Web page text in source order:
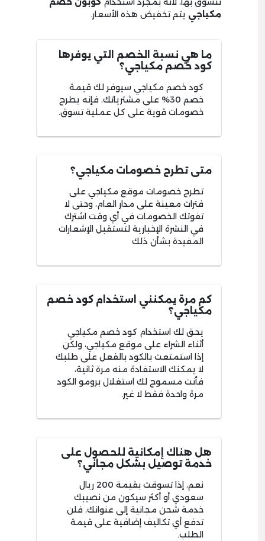
مكياجي يتم تخفيض هذه الأسعار.
ما هي نسبة الخصم التي يوفرها
كود خصم مكياجي؟
كود خصم مكياجي سيوفر لك قيمة
خصم 30% على مشترياتك، فإنه يطرح
خصومات قوية على كل عملية تسوق.
متى تطرح خصومات مكياجي؟
تطرح خصومات موقع مكياجي على
فترات معينة على مدار العام، وحتى لا
تفوتك الخصومات في أي وقت اشترك
في النشرة الإخبارية لتستقبل الإشعارات
المفيدة بشأن ذلك
كم مرة يمكنني استخدام كود خصم
مكياجي؟
يحق لك استخدام كود خصم مكياجي
أثناء الشراء على موقع مكياجي، ولكن
إذا استمتعت بالكود بالفعل على طلبك
لا يمكنك الاستفادة منه مرة ثانية،
فأنت مسموح لك استغلال برومو الكود
مرة واحدة فقط لا غير.
هل هناك إمكانية للحصول على
خدمة توصيل بشكل مجاني؟
نعم، إذا تسوقت بقيمة 200 ريال
سعودي أو أكثر سيكون من نصيبك
خدمة شحن مجانية إلى عنوانك، فلن
تدفع أي تكاليف إضافية على قيمة
الطلب.